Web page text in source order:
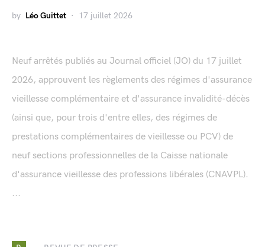
by Léo Guittet 17 juillet 2026
Neuf arrêtés publiés au Journal officiel (JO) du 17 juillet
2026, approuvent les règlements des régimes d'assurance
vieillesse complémentaire et d'assurance invalidité-décès
(ainsi que, pour trois d'entre elles, des régimes de
prestations complémentaires de vieillesse ou PCV) de
neuf sections professionnelles de la Caisse nationale
d'assurance vieillesse des professions libérales (CNAVPL).
...